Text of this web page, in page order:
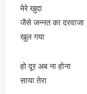
मेरे खुदा
जैसे जन्नत का दरवाजा
खुल गया
हो दूर अब ना होना
साया तेरा